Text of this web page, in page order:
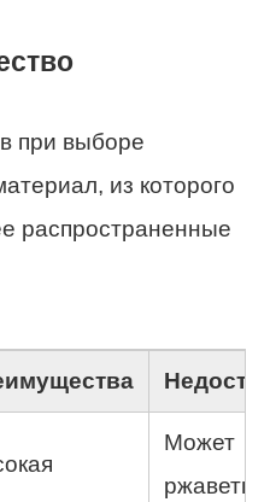
при выборе
из которого
распространенные
Может
ржаветь